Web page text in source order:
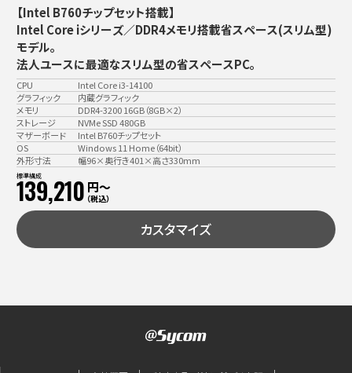
【Intel B760チップセット搭載】
Intel Core iシリーズ／DDR4メモリ搭載省スペース(スリム型)
モデル。
法人ユースに最適なスリム型の省スペースPC。
CPU
Intel Core i3-14100
グラフィック
内蔵グラフィック
メモリ
DDR4-3200 16GB（8GB×2）
ストレージ
NVMe SSD 480GB
マザーボード
Intel B760チップセット
OS
Windows 11 Home（64bit）
外形寸法
幅96×奥行き401×高さ330mm
標準構成
139,210 円〜
（税込）
カスタマイズ